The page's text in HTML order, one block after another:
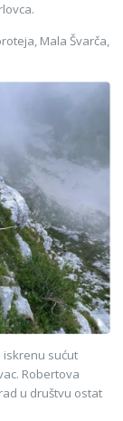
Mala Švarča,
iskrenu sućut
Robertova
u društvu ostat